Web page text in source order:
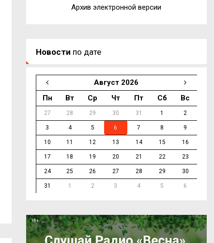
Архив электронной версии
Новости по дате
Август 2026
Пн
Вт Ср Чт Пт Сб Вс
27 28 29 30 31 1 2
3 4 5 6 7 8 9
10 11 12 13 14 15 16
17 18 19 20 21 22 23
24 25 26 27 28 29 30
31 1 2 3 4 5 6